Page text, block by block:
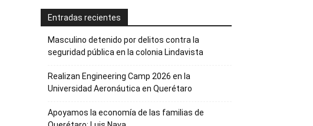
Entradas recientes
Masculino detenido por delitos contra la
seguridad pública en la colonia Lindavista
Realizan Engineering Camp 2026 en la
Universidad Aeronáutica en Querétaro
Apoyamos la economía de las familias de